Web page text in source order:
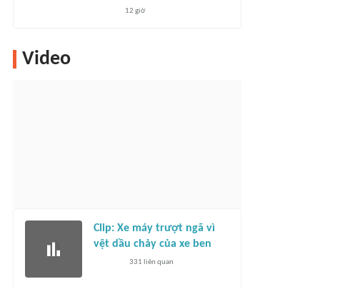
12 giờ
Video
Clip: Xe máy trượt ngã vì
vệt dầu chảy của xe ben
331 liên quan